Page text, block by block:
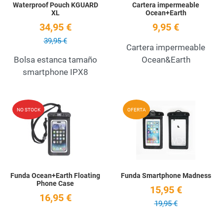
Waterproof Pouch KGUARD
XL
34,95 €
39,95 €
Bolsa estanca tamaño
smartphone IPX8
Cartera impermeable
Ocean+Earth
9,95 €
Cartera impermeable
Ocean&Earth
NO STOCK Add to Wishlist
Quick View
Funda Ocean+Earth Floating
Phone Case
16,95 €
OFERTA
Funda Smartphone Madness
15,95 €
19,95 €